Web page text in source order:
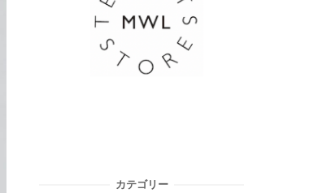
カテゴリー